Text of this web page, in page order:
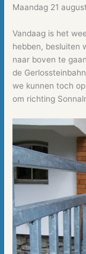
Maandag 21
Vandaag is het
hebben, besluiten
naar boven te
de
we kunnen toch
om richting